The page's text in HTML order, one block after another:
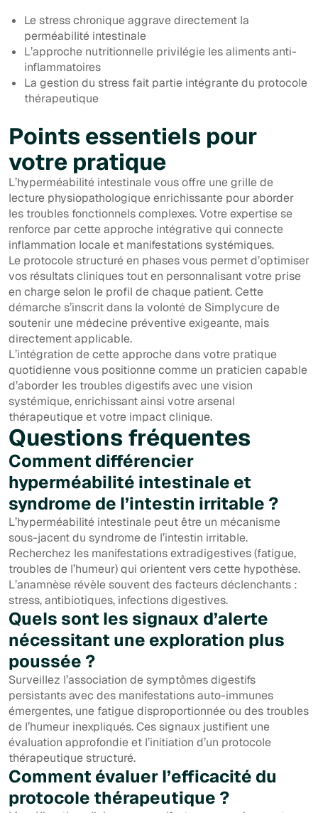
Le stress chronique aggrave directement la
perméabilité intestinale
L’approche nutritionnelle privilégie les aliments anti-
inflammatoires
La gestion du stress fait partie intégrante du protocole
thérapeutique
Points essentiels pour
votre pratique
L’hyperméabilité intestinale vous offre une grille de
lecture physiopathologique enrichissante pour aborder
les troubles fonctionnels complexes. Votre expertise se
renforce par cette approche intégrative qui connecte
inflammation locale et manifestations systémiques.
Le protocole structuré en phases vous permet d’optimiser
vos résultats cliniques tout en personnalisant votre prise
en charge selon le profil de chaque patient. Cette
démarche s’inscrit dans la volonté de Simplycure de
soutenir une médecine préventive exigeante, mais
directement applicable.
L’intégration de cette approche dans votre pratique
quotidienne vous positionne comme un praticien capable
d’aborder les troubles digestifs avec une vision
systémique, enrichissant ainsi votre arsenal
thérapeutique et votre impact clinique.
Questions fréquentes
Comment différencier
hyperméabilité intestinale et
syndrome de l’intestin irritable ?
L’hyperméabilité intestinale peut être un mécanisme
sous-jacent du syndrome de l’intestin irritable.
Recherchez les manifestations extradigestives (fatigue,
troubles de l’humeur) qui orientent vers cette hypothèse.
L’anamnèse révèle souvent des facteurs déclenchants :
stress, antibiotiques, infections digestives.
Quels sont les signaux d’alerte
nécessitant une exploration plus
poussée ?
Surveillez l’association de symptômes digestifs
persistants avec des manifestations auto-immunes
émergentes, une fatigue disproportionnée ou des troubles
de l’humeur inexpliqués. Ces signaux justifient une
évaluation approfondie et l’initiation d’un protocole
thérapeutique structuré.
Comment évaluer l’efficacité du
protocole thérapeutique ?